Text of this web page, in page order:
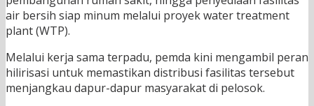
air bersih siap minum melalui proyek water treatment
plant (WTP).
Melalui kerja sama terpadu, pemda kini mengambil peran
hilirisasi untuk memastikan distribusi fasilitas tersebut
menjangkau dapur-dapur masyarakat di pelosok.